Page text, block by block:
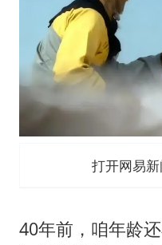
打开网易
40年前，咱年龄